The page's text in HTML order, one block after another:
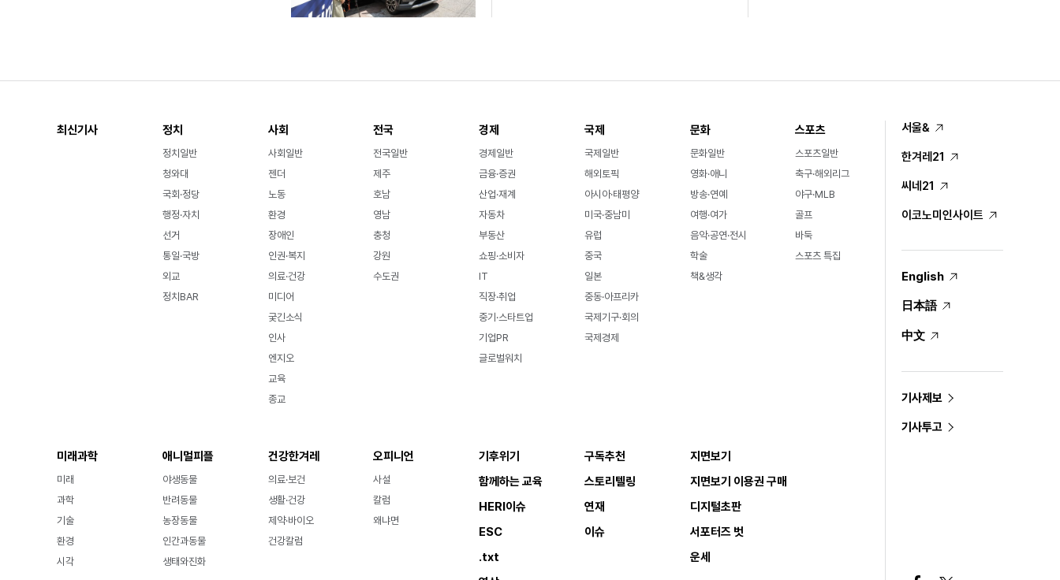
최신기사 정치
정치일반
청와대
국회·정당
행정·자치
선거
통일·국방
외교
정치BAR
사회
사회일반
젠더
노동
환경
장애인
인권·복지
의료·건강
미디어
궂긴소식
인사
엔지오
교육
종교
전국
전국일반
제주
호남
영남
충청
강원
수도권
경제
경제일반
금융·증권
산업·재계
자동차
부동산
쇼핑·소비자
IT
직장·취업
중기·스타트업
기업PR
글로벌워치
국제
국제일반
해외토픽
아시아·태평양
미국·중남미
유럽
중국
일본
중동·아프리카
국제기구·회의
국제경제
문화
문화일반
영화·애니
방송·연예
여행·여가
음악·공연·전시
학술
책&생각
스포츠
스포츠일반
축구·해외리그
야구·MLB
골프
바둑
스포츠 특집
미래과학
미래
과학
기술
환경
시각
애니멀피플
야생동물
반려동물
농장동물
인간과동물
생태와진화
건강한겨레
의료·보건
생활·건강
제약·바이오
건강칼럼
오피니언
사설
칼럼
왜냐면
기후위기
함께하는 교육
HERI이슈
ESC
.txt
구독추천
스토리텔링
연재
이슈
지면보기
지면보기 이용권 구매
디지털초판
서포터즈 벗
운세
서울&
한겨레21
씨네21
이코노미인사이트
English
日本語
中文
기사제보
기사투고